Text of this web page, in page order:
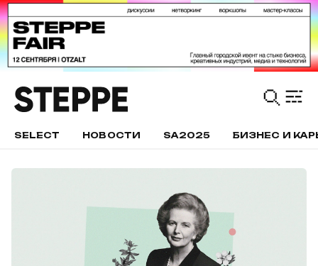
SELECT НОВОСТИ SA2025 БИЗНЕС И